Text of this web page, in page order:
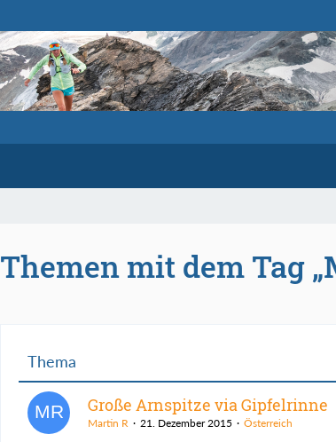
Themen mit dem Tag
Thema
Große Arnspitze via Gipfelrinne
Martin R 21. Dezember 2015 Österreich